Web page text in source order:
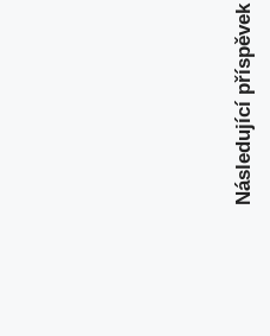
Následující příspěvek